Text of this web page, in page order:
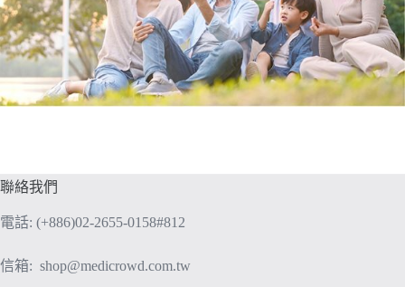
聯絡我們
電話: (+886)02-2655-0158#812
信箱: shop@medicrowd.com.tw